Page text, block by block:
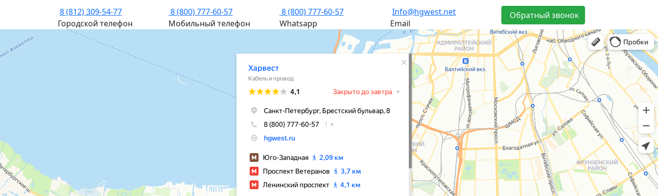
8 (812) 309-54-77
Городской телефон
8 (800) 777-60-57
Мобильный телефон
8 (800) 777-60-57
Whatsapp
Info@hgwest.net
Email
Обратный звонок